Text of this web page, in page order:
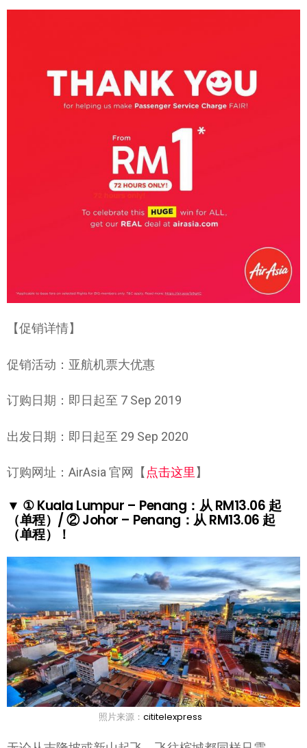
【促销详情】
促销活动：亚航机票大优惠
订购日期：即日起至 7 Sep 2019
出发日期：即日起至 29 Sep 2020
订购网址：AirAsia 官网【 点击这里 】
▼ ① Kuala Lumpur – Penang：从 RM13.06 起
（单程）/ ② Johor – Penang：从 RM13.06 起
（单程）！
照片来源： cititelexpress